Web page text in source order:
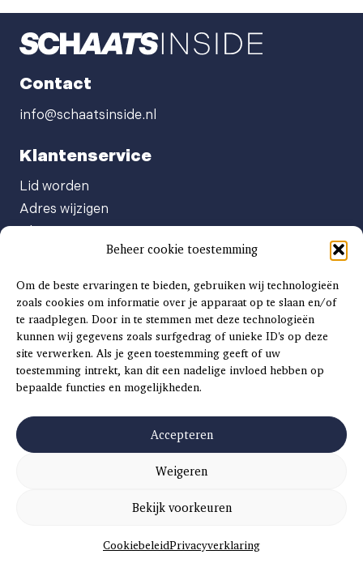
Beheer cookie toestemming
Om de beste ervaringen te bieden, gebruiken wij technologieën
zoals cookies om informatie over je apparaat op te slaan en/of
te raadplegen. Door in te stemmen met deze technologieën
kunnen wij gegevens zoals surfgedrag of unieke ID's op deze
site verwerken. Als je geen toestemming geeft of uw
toestemming intrekt, kan dit een nadelige invloed hebben op
bepaalde functies en mogelijkheden.
Accepteren
Weigeren
Bekijk voorkeuren
CookiebeleidPrivacyverklaring
Contact
info@schaatsinside.nl
Klantenservice
Lid worden
Adres wijzigen
Abonnement opzeggen
Afgeven automatische incasso
Factuur betalen
Klachtenformulier
Overige vragen
Adverteren
Advertentie Tariefkaart 2025
SITEMAP|ALGEMENE VOORWAARDEN
PRIVACYVERKLARING
CONCEPT EN REALISATIEDIVITES WEBWERK